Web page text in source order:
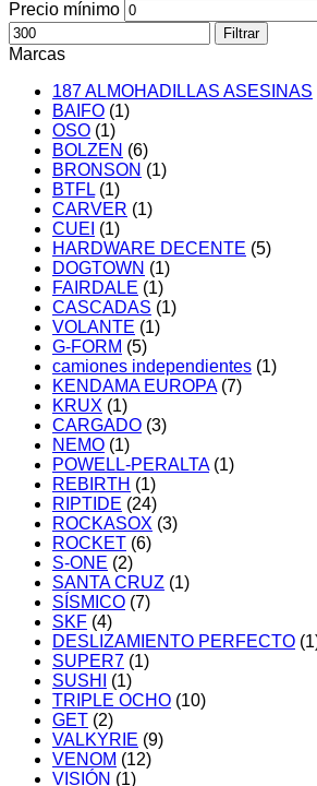
Precio mínimo
Filtrar
Marcas
187 ALMOHADILLAS ASESINAS
BAIFO (1)
OSO (1)
BOLZEN (6)
BRONSON (1)
BTFL (1)
CARVER (1)
CUEI (1)
HARDWARE DECENTE (5)
DOGTOWN (1)
FAIRDALE (1)
CASCADAS (1)
VOLANTE (1)
G-FORM (5)
camiones independientes (1)
KENDAMA EUROPA (7)
KRUX (1)
CARGADO (3)
NEMO (1)
POWELL-PERALTA (1)
REBIRTH (1)
RIPTIDE (24)
ROCKASOX (3)
ROCKET (6)
S-ONE (2)
SANTA CRUZ (1)
SÍSMICO (7)
SKF (4)
DESLIZAMIENTO PERFECTO
SUPER7 (1)
SUSHI
(1)
TRIPLE OCHO (10)
GET (2)
VALKYRIE (9)
VENOM (12)
VISIÓN (1)